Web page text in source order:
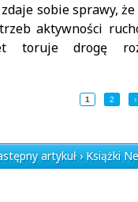
sobie sprawy,
aktywności
drogę
1 2 ›
artykuł › Książki